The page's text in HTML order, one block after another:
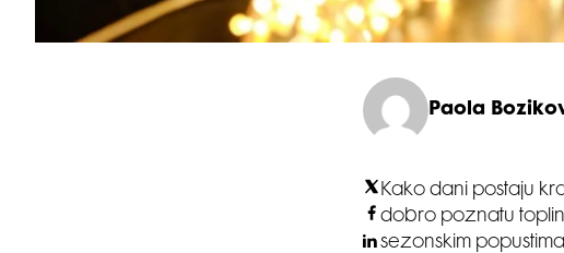
Paola
Kako dani postaju
dobro poznatu
sezonskim